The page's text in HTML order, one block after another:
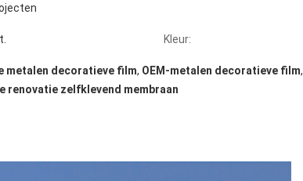
Kleur:
metalen decoratieve film, OEM-metalen decoratieve film,
renovatie zelfklevend membraan